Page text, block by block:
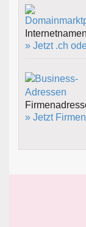
» Jetzt .ch
» Jetzt